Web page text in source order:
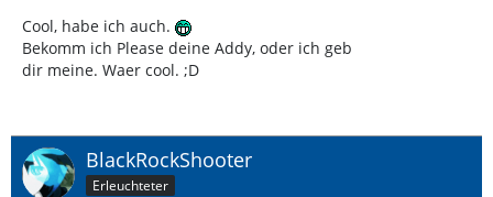
Cool, habe ich auch.
Bekomm ich Please deine Addy, oder ich geb
dir meine. Waer cool. ;D
BlackRockShooter
Erleuchteter